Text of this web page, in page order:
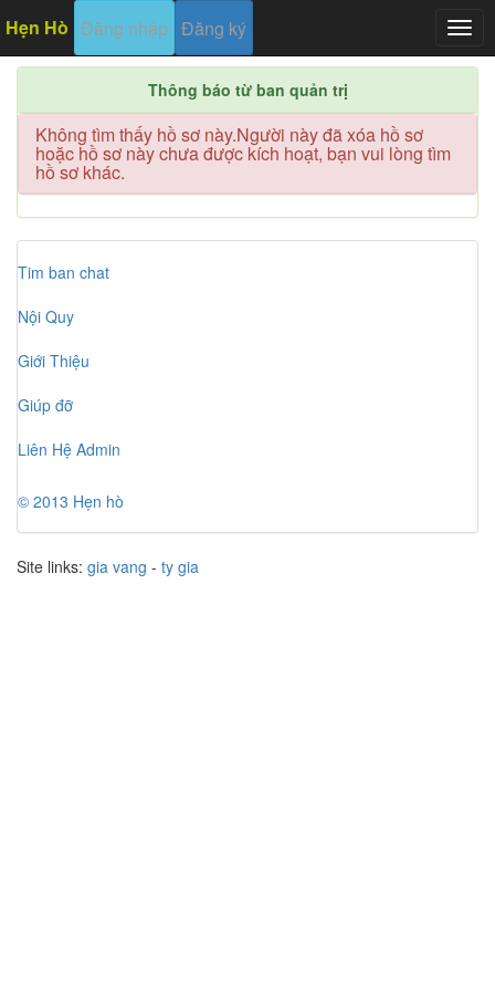
Hẹn Hò Đăng nhập Đăng ký
Thông báo từ ban quản trị
Không tìm thấy hồ sơ này.Người này đã xóa hồ sơ
hoặc hồ sơ này chưa được kích hoạt, bạn vui lòng tìm
hồ sơ khác.
Tim ban chat
Nội Quy
Giới Thiệu
Giúp đỡ
Liên Hệ Admin
© 2013 Hẹn hò
Site links: gia vang - ty gia